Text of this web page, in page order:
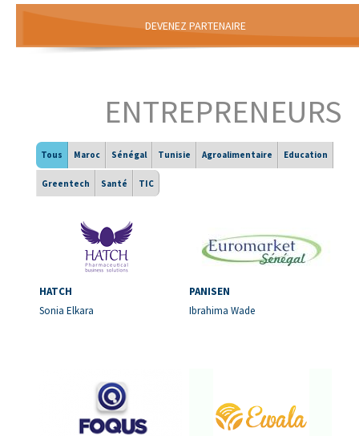
DEVENEZ PARTENAIRE
ENTREPRENEURS
Tous Maroc Sénégal Tunisie Agroalimentaire Education
Greentech Santé TIC
HATCH
Sonia Elkara
PANISEN
Ibrahima Wade